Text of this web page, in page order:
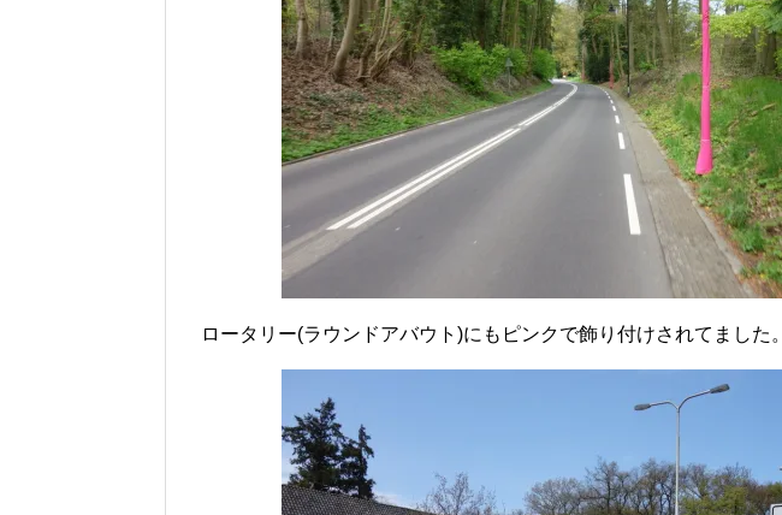
ロータリー(ラウンドアバウト)にもピンクで飾り付けされてました。